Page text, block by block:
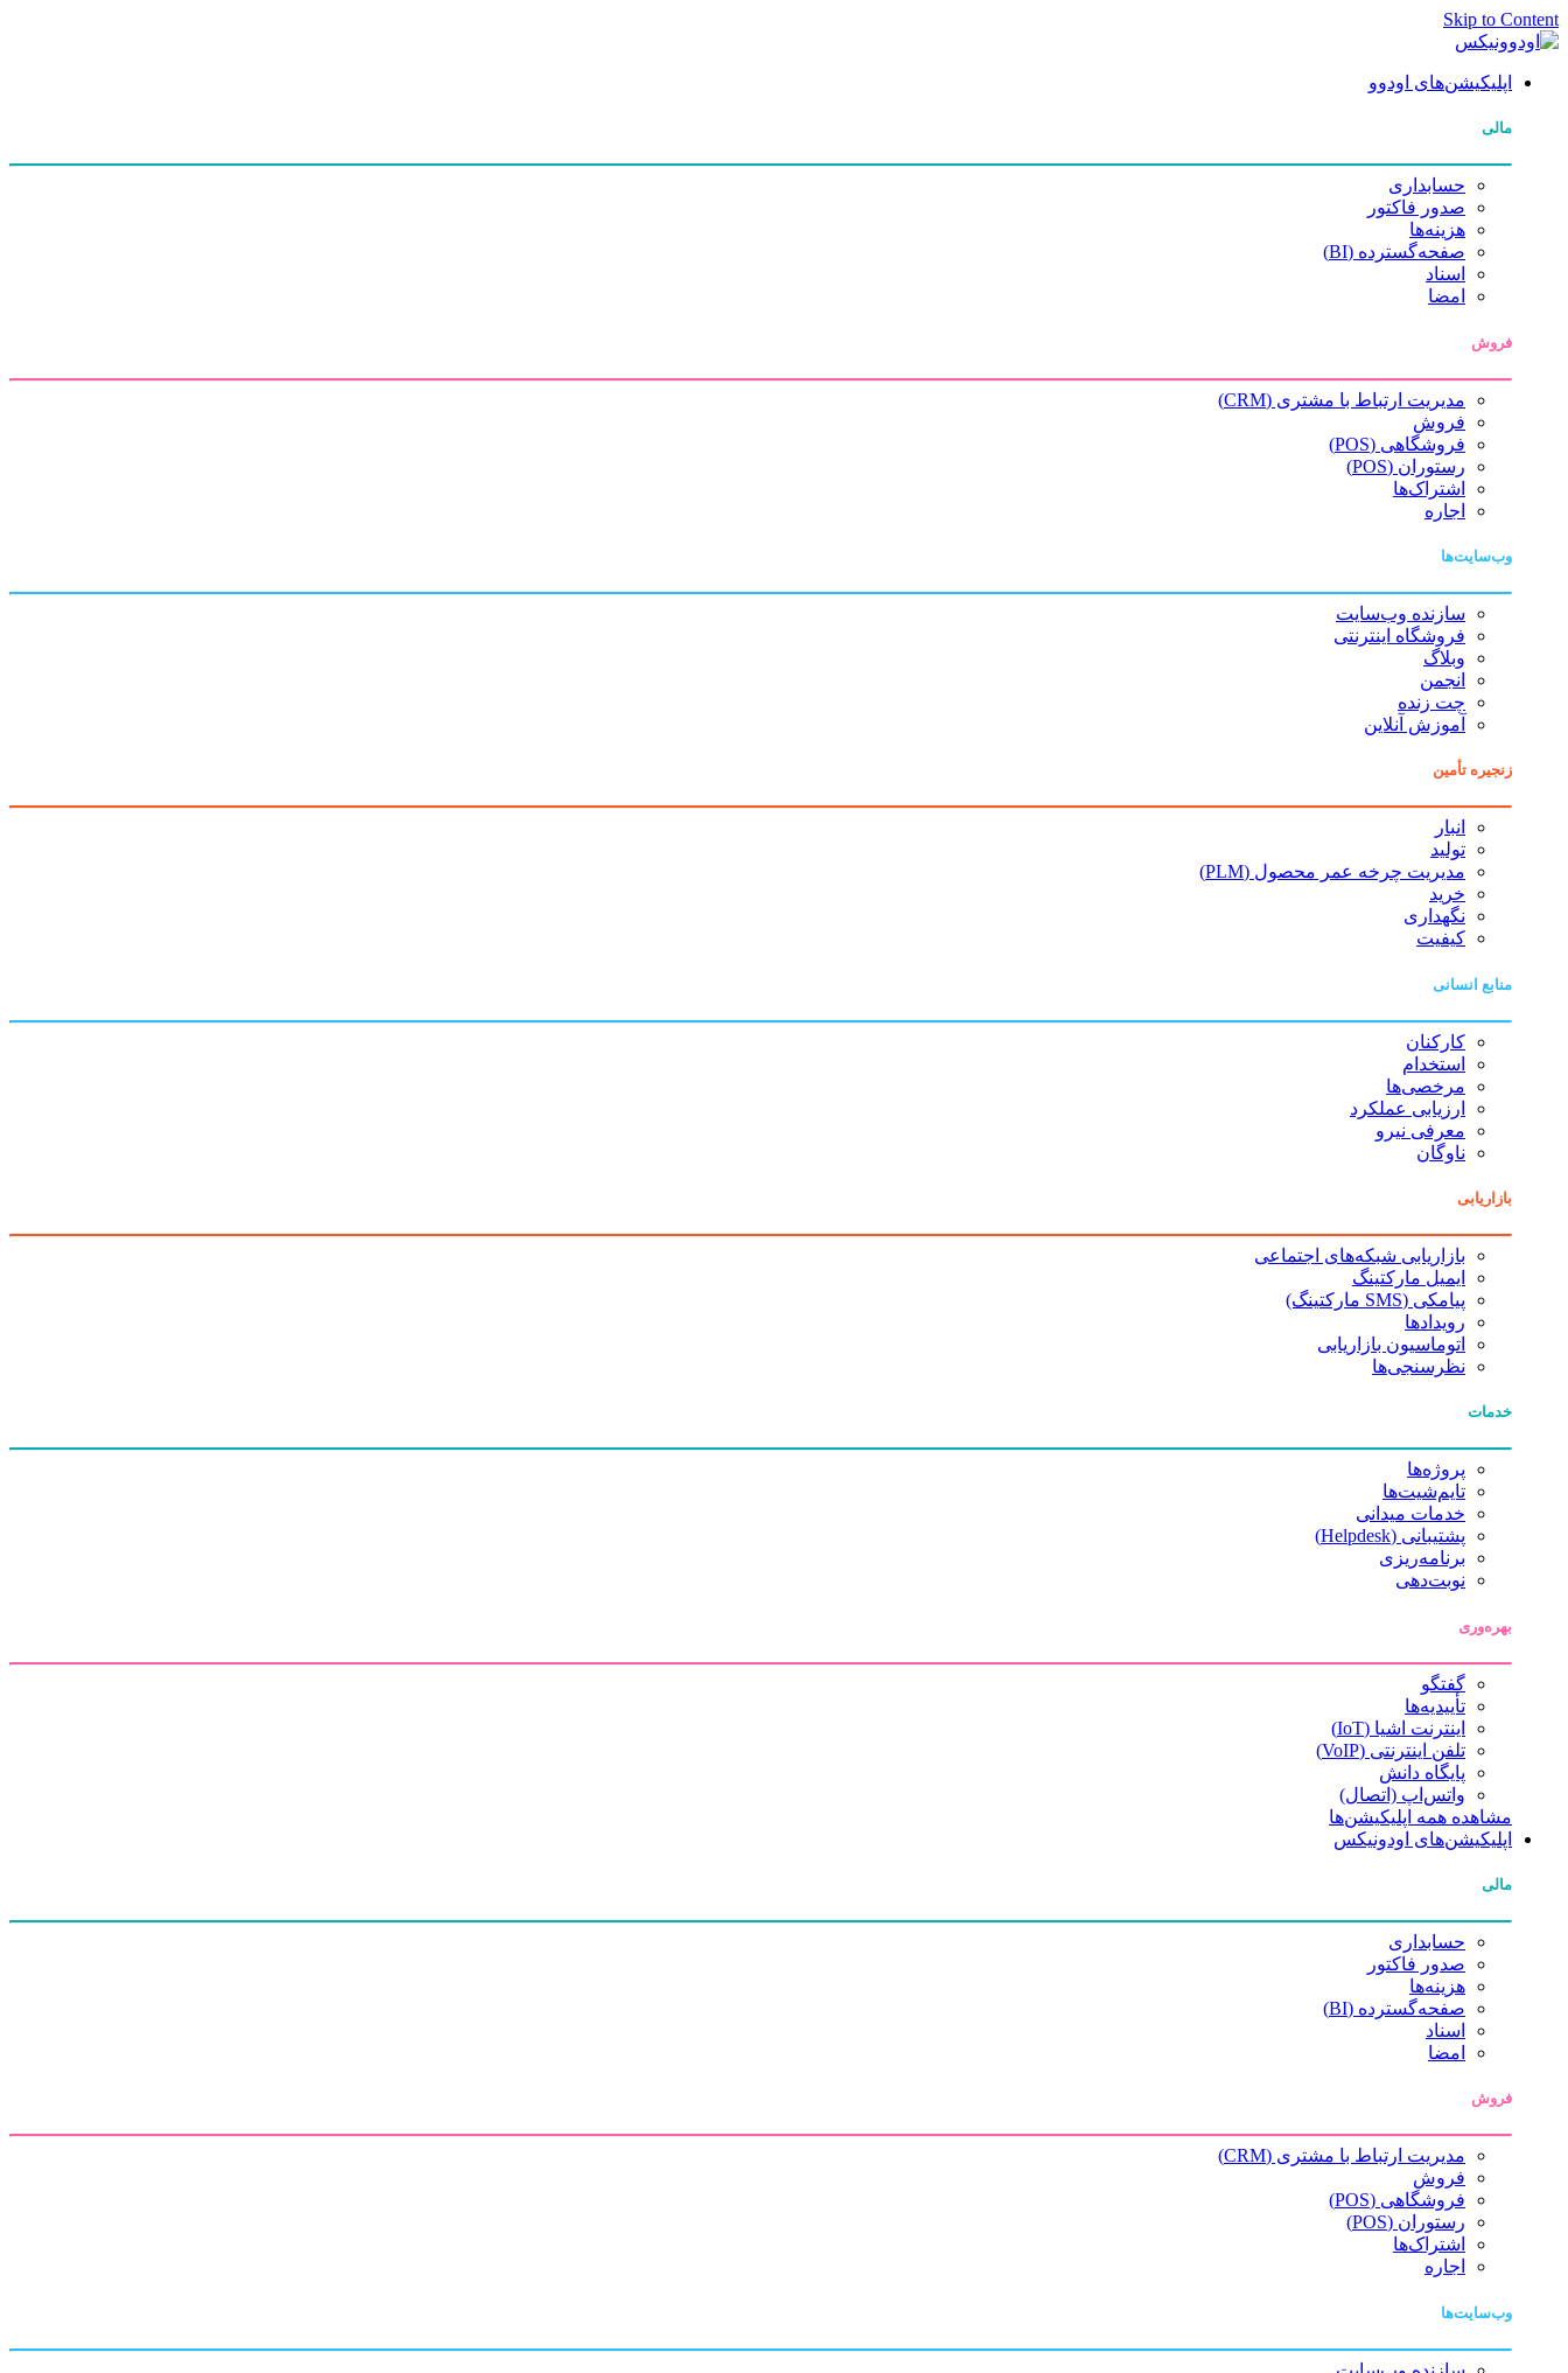
Skip to Content
اپلیکیشن‌های اودوو
مالی
حسابداری
صدور فاکتور
هزینه‌ها
صفحه‌گسترده (BI)
اسناد
امضا
فروش
مدیریت ارتباط با مشتری (CRM)
فروش
فروشگاهی (POS)
رستوران (POS)
اشتراک‌ها
اجاره
وب‌سایت‌ها
سازنده وب‌سایت
فروشگاه اینترنتی
وبلاگ
انجمن
چت زنده
آموزش آنلاین
زنجیره تأمین
انبار
تولید
مدیریت چرخه عمر محصول (PLM)
خرید
نگهداری
کیفیت
منابع انسانی
کارکنان
استخدام
مرخصی‌ها
ارزیابی عملکرد
معرفی نیرو
ناوگان
بازاریابی
بازاریابی شبکه‌های اجتماعی
ایمیل مارکتینگ
پیامکی (SMS مارکتینگ)
رویدادها
اتوماسیون بازاریابی
نظرسنجی‌ها
خدمات
پروژه‌ها
تایم‌شیت‌ها
خدمات میدانی
پشتیبانی (Helpdesk)
برنامه‌ریزی
نوبت‌دهی
بهره‌وری
گفتگو
تأییدیه‌ها
اینترنت اشیا (IoT)
تلفن اینترنتی (VoIP)
پایگاه دانش
واتس‌اپ (اتصال)
مشاهده همه اپلیکیشن‌ها
اپلیکیشن‌های اودونیکس
مالی
حسابداری
صدور فاکتور
هزینه‌ها
صفحه‌گسترده (BI)
اسناد
امضا
فروش
مدیریت ارتباط با مشتری (CRM)
فروش
فروشگاهی (POS)
رستوران (POS)
اشتراک‌ها
اجاره
وب‌سایت‌ها